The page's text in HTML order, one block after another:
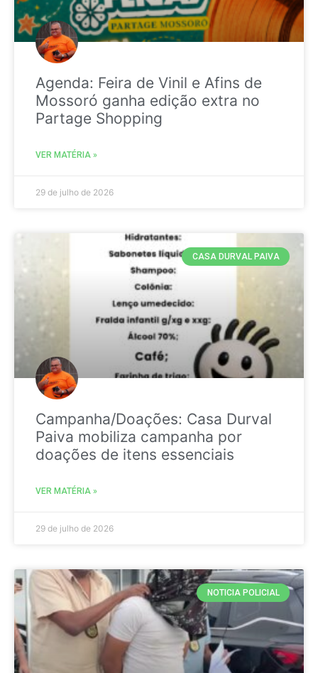
Agenda: Feira de Vinil e Afins de
Mossoró ganha edição extra no
Partage Shopping
VER MATÉRIA »
29 de julho de 2026
CASA DURVAL PAIVA
Campanha/Doações: Casa Durval
Paiva mobiliza campanha por
doações de itens essenciais
VER MATÉRIA »
29 de julho de 2026
NOTICIA POLICIAL